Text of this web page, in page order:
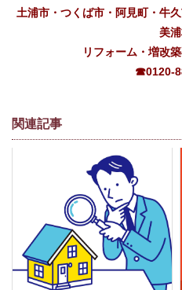
土浦市・つくば市・阿見町・牛
美
リフォーム・増改
☎0120-
関連記事